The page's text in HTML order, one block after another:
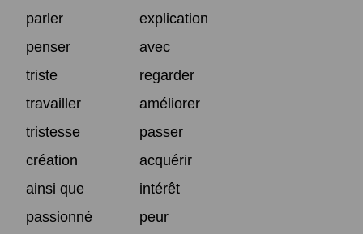
parler
explication
penser
avec
triste
regarder
travailler
améliorer
tristesse
passer
création
acquérir
ainsi que
intérêt
passionné
peur